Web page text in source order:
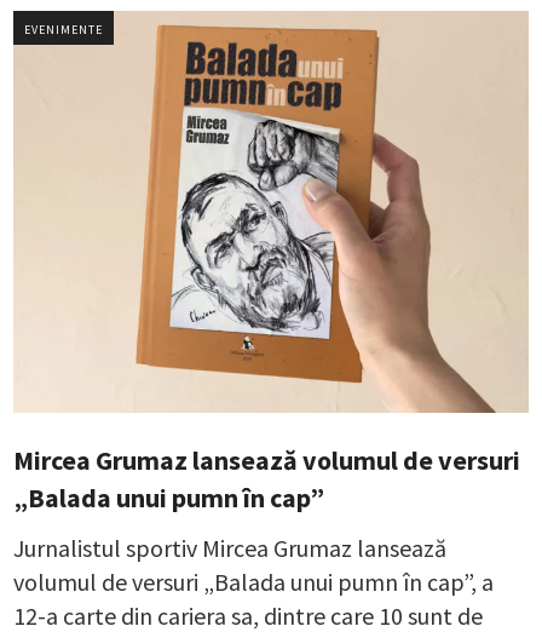
EVENIMENTE
Mircea Grumaz lansează volumul de versuri
„Balada unui pumn în cap”
Jurnalistul sportiv Mircea Grumaz lansează
volumul de versuri „Balada unui pumn în cap”, a
12-a carte din cariera sa, dintre care 10 sunt de